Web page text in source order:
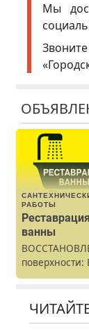
Мы
РАБОТЫ
Реставрация
ванны
раковины,
скола до